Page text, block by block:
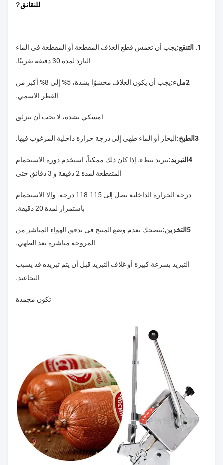
للنقانق?
1. التنقع:
يجب أن تغمس قطع الغلاف المقطعة أو المقطعة في الماء
البارد لمدة 30 دقيقة تقريبًا.
2ملء:
يجب أن يكون الغلاف محشوًا بشدة، 5% إلى 8% أكبر من
القطر الاسمي.
امسكي بشدة، لا يجب أن تنزلق
3الطبخ: البخار أو الماء طهي إلى درجة حرارة داخلية المرغوب فيها.
4التبريد:
تبريد ببطء. إذا كان ذلك ممكناً، استخدم دورة الاستحمام
المتقطعة لمدة 2 دقيقة و 3 دقائق حتى
درجة الحرارة الداخلية تصل إلى 115-118 درجة. وإلا الاستحمام
باستمرار لمدة 20 دقيقة.
5التخزين:
ننصحك بعدم وضع المنتج في تدفق الهواء المباشر من
المروحة مباشرة بعد الطهي.
التبريد بسرعة كبيرة أو غلاف التبريد قبل أن يتم تبريده قد يسبب
التجاعيد.
تكون مجمدة